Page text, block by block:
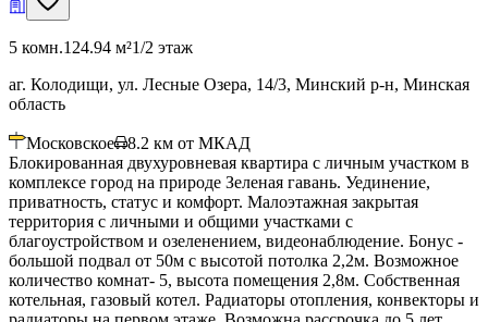
5 комн.124.94 м²1/2 этаж
аг. Колодищи, ул. Лесные Озера, 14/3, Минский р-н, Минская
область
Московское 8.2 км от МКАД
Блокированная двухуровневая квартира с личным участком в
комплексе город на природе Зеленая гавань. Уединение,
приватность, статус и комфорт. Малоэтажная закрытая
территория с личными и общими участками с
благоустройством и озеленением, видеонаблюдение. Бонус -
большой подвал от 50м с высотой потолка 2,2м. Возможное
количество комнат- 5, высота помещения 2,8м. Собственная
котельная, газовый котел. Радиаторы отопления, конвекторы и